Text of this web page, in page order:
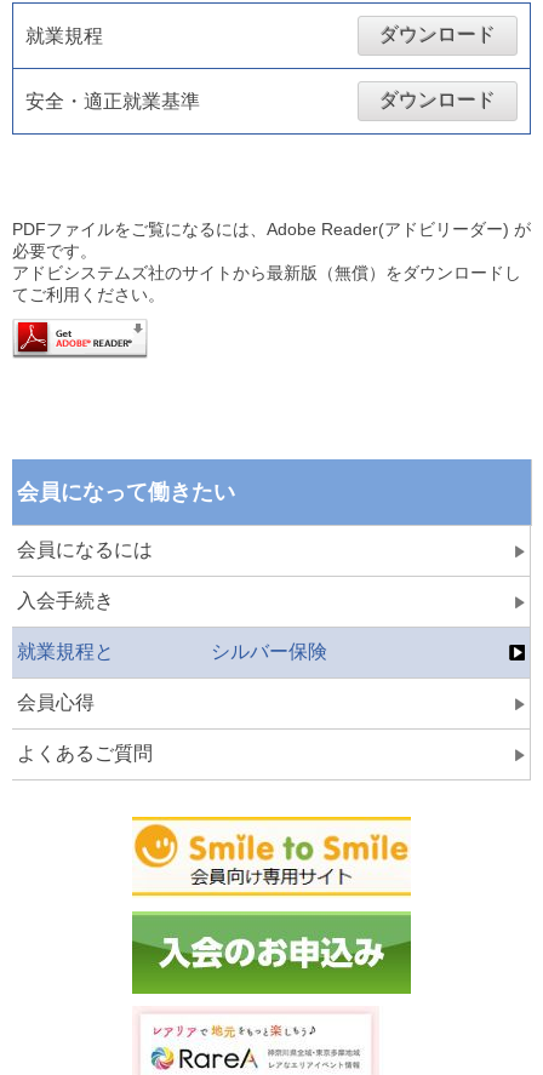
就業規程 ダウンロード
安全・適正就業基準 ダウンロード
PDFファイルをご覧になるには、Adobe Reader(アドビリーダー) が
必要です。
アドビシステムズ社のサイトから最新版（無償）をダウンロードし
てご利用ください。
会員になって働きたい
会員になるには
入会手続き
就業規程と シルバー保険
会員心得
よくあるご質問